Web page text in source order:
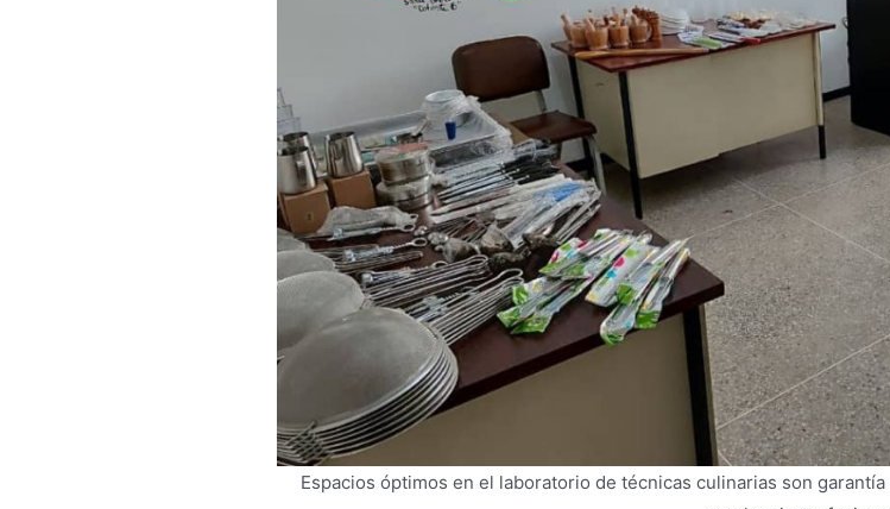
Espacios óptimos en el laboratorio de técnicas culinarias son